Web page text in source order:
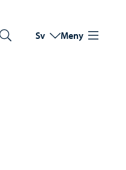
Byt språk
Nuvarande språk:
Sv Meny